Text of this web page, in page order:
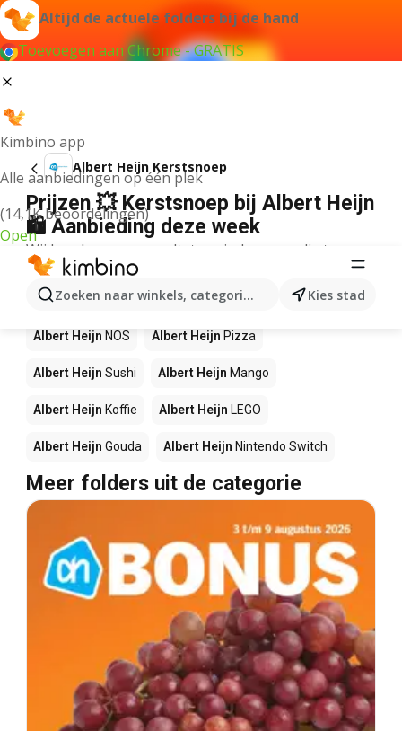
Altijd de actuele folders bij de hand
Toevoegen aan Chrome - GRATIS
Kimbino app
Alle aanbiedingen op één plek
(14,1K beoordelingen)
Open
Zoeken naar winkels, categorieën, producten...
Kies stad
Albert Heijn Kerstsnoep
Prijzen 💥 Kerstsnoep bij Albert Heijn
🛍️ Aanbieding deze week
Wij konden geen resultaten vinden voor die term.
Andere producten in winkels Albert
Heijn
Albert Heijn NOS Albert Heijn Pizza
Albert Heijn Sushi Albert Heijn Mango
Albert Heijn Koffie Albert Heijn LEGO
Albert Heijn Gouda Albert Heijn Nintendo Switch
Meer folders uit de categorie